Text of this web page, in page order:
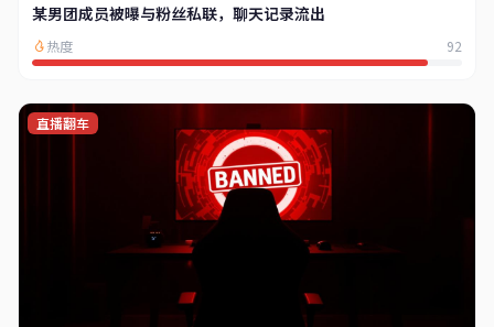
某男团成员被曝与粉丝私联，聊天记录流出
热度 92
直播翻车